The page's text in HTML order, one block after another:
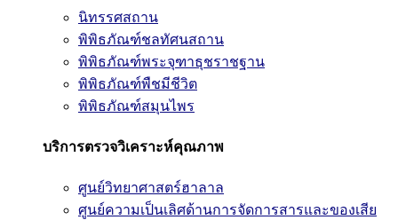
นิทรรศสถาน
พิพิธภัณฑ์ชลทัศนสถาน
พิพิธภัณฑ์พระจุฑาธุชราชฐาน
พิพิธภัณฑ์พืชมีชีวิต
พิพิธภัณฑ์สมุนไพร
บริการตรวจวิเคราะห์คุณภาพ
ศูนย์วิทยาศาสตร์ฮาลาล
ศูนย์ความเป็นเลิศด้านการจัดการสารและของเสีย